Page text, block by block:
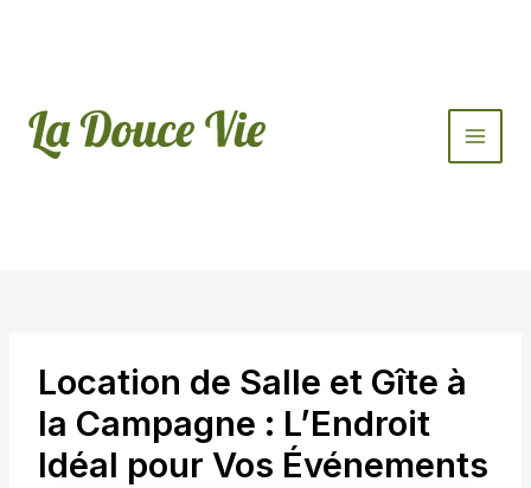
Main
Location de Salle et Gîte à
la Campagne : L’Endroit
Idéal pour Vos Événements